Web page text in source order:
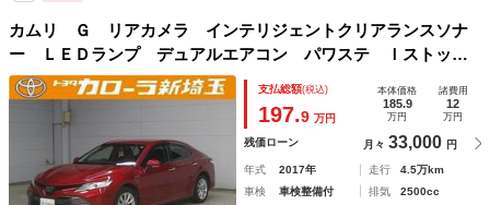
カムリ Ｇ リアカメラ インテリジェントクリアランスソナ
ー ＬＥＤランプ デュアルエアコン パワステ Ｉストッ
プ ドラレコ付き パワーウィンドウ パワーシート エアバ
ッグ ＥＴＣ車載器 オ－トエアコン ＡＢＳ
支払総額(税込)
197.9 万円
本体価格
185.9
万円
諸費用
12
万円
残価ローン 月々 33,000 円
年式 2017年 走行
4.5万km
車検
車検整備付 排気
2500cc